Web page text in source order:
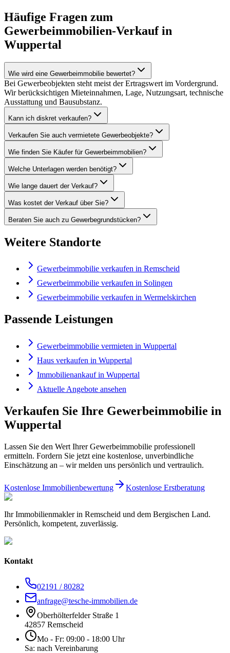
Häufige Fragen zum
Gewerbeimmobilien-Verkauf in
Wuppertal
Wie wird eine Gewerbeimmobilie bewertet?
Bei Gewerbeobjekten steht meist der Ertragswert im Vordergrund.
Wir berücksichtigen Mieteinnahmen, Lage, Nutzungsart, technische
Ausstattung und Bausubstanz.
Kann ich diskret verkaufen?
Verkaufen Sie auch vermietete Gewerbeobjekte?
Wie finden Sie Käufer für Gewerbeimmobilien?
Welche Unterlagen werden benötigt?
Wie lange dauert der Verkauf?
Was kostet der Verkauf über Sie?
Beraten Sie auch zu Gewerbegrundstücken?
Weitere Standorte
Gewerbeimmobilie verkaufen in Remscheid
Gewerbeimmobilie verkaufen in Solingen
Gewerbeimmobilie verkaufen in Wermelskirchen
Passende Leistungen
Gewerbeimmobilie vermieten in Wuppertal
Haus verkaufen in Wuppertal
Immobilienankauf in Wuppertal
Aktuelle Angebote ansehen
Verkaufen Sie Ihre Gewerbeimmobilie in
Wuppertal
Lassen Sie den Wert Ihrer Gewerbeimmobilie professionell
ermitteln. Fordern Sie jetzt eine kostenlose, unverbindliche
Einschätzung an – wir melden uns persönlich und vertraulich.
Kostenlose Immobilienbewertung Kostenlose Erstberatung
Ihr Immobilienmakler in Remscheid und dem Bergischen Land.
Persönlich, kompetent, zuverlässig.
Kontakt
02191 / 80282
anfrage@tesche-immobilien.de
Oberhölterfelder Straße 1
42857 Remscheid
Mo - Fr: 09:00 - 18:00 Uhr
Sa: nach Vereinbarung